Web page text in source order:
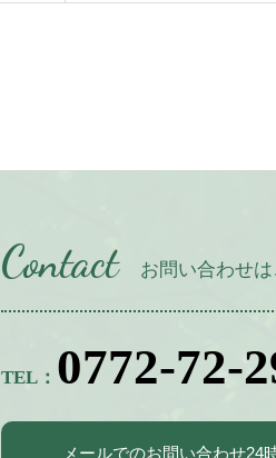
Contact お問い合わせ
TEL： 0772-72-
メールでのお問い合わせ24